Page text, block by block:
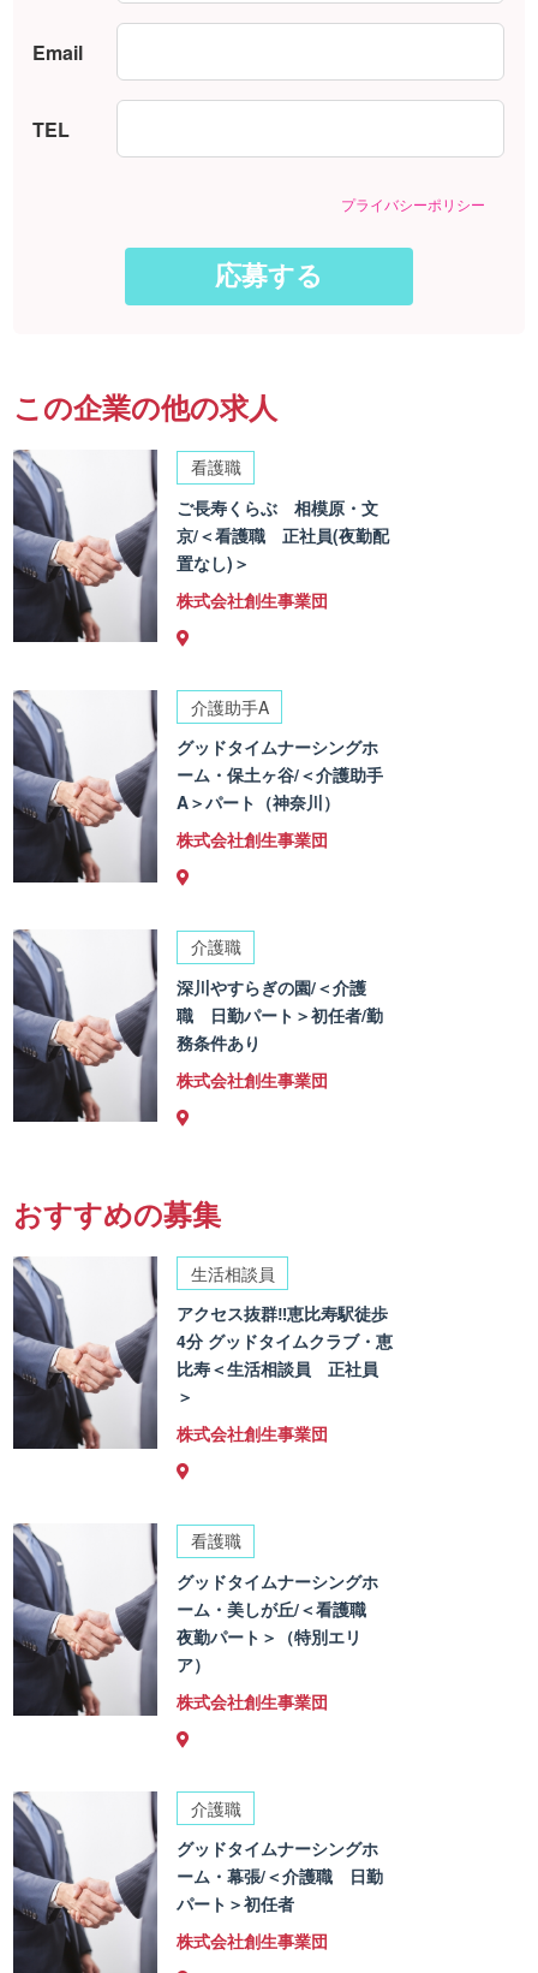
Email
TEL
プライバシーポリシー
この企業の他の求人
看護職
ご長寿くらぶ 相模原・文
京/＜看護職 正社員(夜勤配
置なし)＞
株式会社創生事業団
介護助手A
グッドタイムナーシングホ
ーム・保土ヶ谷/＜介護助手
A＞パート（神奈川）
株式会社創生事業団
介護職
深川やすらぎの園/＜介護
職 日勤パート＞初任者/勤
務条件あり
株式会社創生事業団
おすすめの募集
生活相談員
アクセス抜群‼恵比寿駅徒歩
4分 グッドタイムクラブ・恵
比寿＜生活相談員 正社員
＞
株式会社創生事業団
看護職
グッドタイムナーシングホ
ーム・美しが丘/＜看護職
夜勤パート＞（特別エリ
ア）
株式会社創生事業団
介護職
グッドタイムナーシングホ
ーム・幕張/＜介護職 日勤
パート＞初任者
株式会社創生事業団